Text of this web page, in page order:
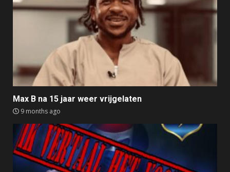
Max B na 15 jaar weer vrijgelaten
9 months ago